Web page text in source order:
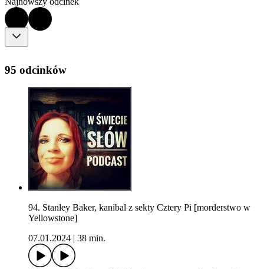
95 odcinków
94. Stanley Baker, kanibal z sekty Cztery Pi [morderstwo w
Yellowstone]
07.01.2024
38 min.